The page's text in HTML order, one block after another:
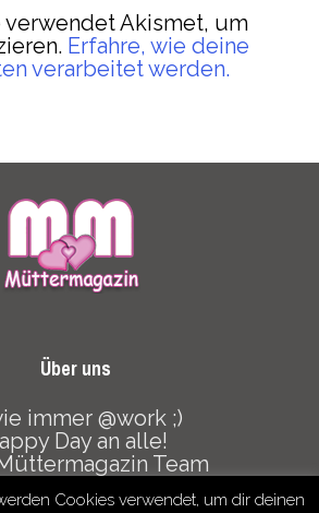
verwendet Akismet, um
Erfahre, wie deine
verarbeitet werden.
Über uns
immer @work ;)
Day an alle!
Team
Cookies verwendet, um dir deinen